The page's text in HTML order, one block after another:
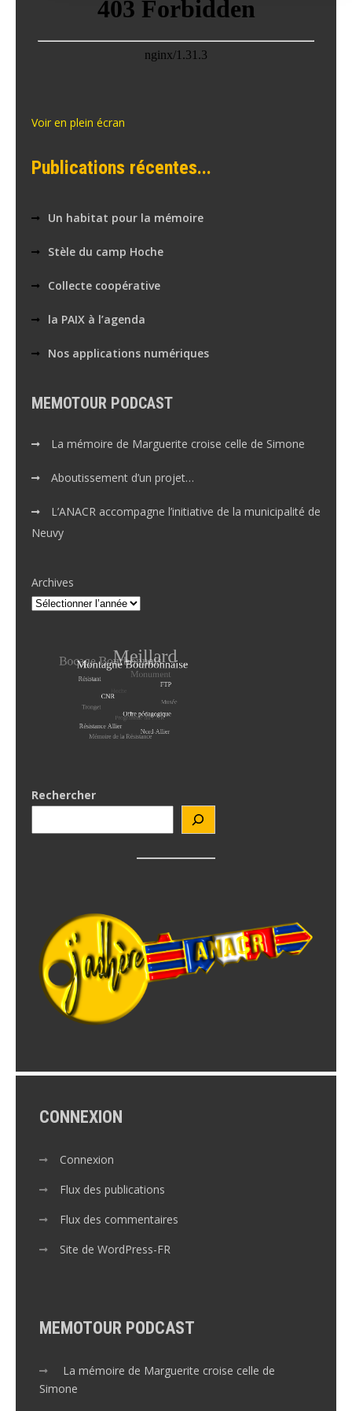
Voir en plein écran
Publications récentes...
Un habitat pour la mémoire
Stèle du camp Hoche
Collecte coopérative
la PAIX à l’agenda
Nos applications numériques
MEMOTOUR PODCAST
La mémoire de Marguerite croise celle de Simone
Aboutissement d’un projet…
L’ANACR accompagne l’initiative de la municipalité de
Neuvy
Archives
Rechercher
CONNEXION
Connexion
Flux des publications
Flux des commentaires
Site de WordPress-FR
MEMOTOUR PODCAST
La mémoire de Marguerite croise celle de
Simone